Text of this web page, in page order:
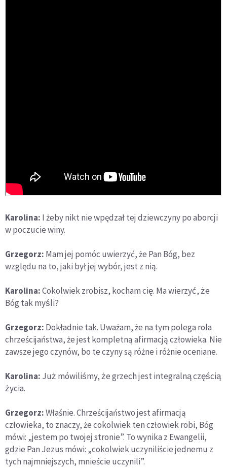
Karolina: I żeby nikt nie wpędzał tej dziewczyny po aborcji
w poczucie winy.
Grzegorz: Mam jej pomóc uwierzyć, że Pan Bóg, bez
względu na to, jaki był jej wybór, jest z nią.
Karolina:Cokolwiek zrobisz, kocham cię. Ma wierzyć, że
Bóg tak myśli?
Grzegorz: Dokładnie tak. Uważam, że na tym polega rola
chrześcijaństwa, że jest kompletną afirmacją człowieka. Nie
zawsze jego czynów, bo te czyny są różne i różnie oceniane.
Karolina: Już mówiliśmy, że grzech jest integralną częścią
życia.
Grzegorz:Właśnie. Chrześcijaństwo jest afirmacją
człowieka, to znaczy, że cokolwiek ten człowiek robi, Bóg
mówi: „jestem po twojej stronie”. To wynika z Ewangelii,
gdzie Pan Jezus mówi: „cokolwiek uczyniliście jednemu z
tych najmniejszych, mnieście uczynili”.